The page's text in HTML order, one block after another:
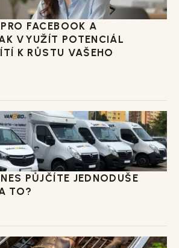
FACEBOOK A
VYUŽÍT POTENCIÁL
K RŮSTU VAŠEHO
PŮJČÍTE JEDNODUŠE
TO?